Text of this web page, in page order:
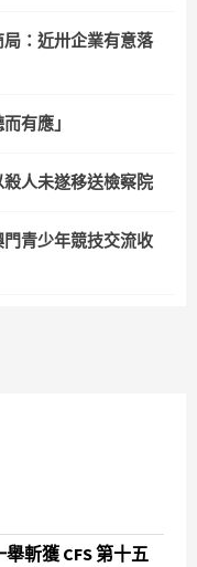
：近卅企業有意落
有應」
人未遂移送檢察院
青少年競技交流收
斬獲 CFS 第十五